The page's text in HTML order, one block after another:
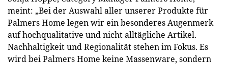
meint: „Bei der Auswahl aller unserer Produkte für
Palmers Home legen wir ein besonderes Augenmerk
auf hochqualitative und nicht alltägliche Artikel.
Nachhaltigkeit und Regionalität stehen im Fokus. Es
wird bei Palmers Home keine Massenware, sondern